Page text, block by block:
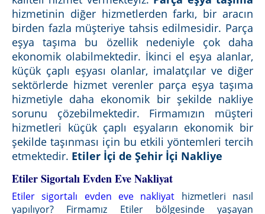
hizmetinin diğer hizmetlerden farkı, bir aracın
birden fazla müşteriye tahsis edilmesidir. Parça
eşya taşıma bu özellik nedeniyle çok daha
ekonomik olabilmektedir. İkinci el eşya alanlar,
küçük çaplı eşyası olanlar, imalatçılar ve diğer
sektörlerde hizmet verenler parça eşya taşıma
hizmetiyle daha ekonomik bir şekilde nakliye
sorunu çözebilmektedir. Firmamızın müşteri
hizmetleri küçük çaplı eşyaların ekonomik bir
şekilde taşınması için bu etkili yöntemleri tercih
etmektedir. Etiler İçi de Şehir İçi Nakliye
Etiler Sigortalı Evden Eve Nakliyat
Etiler sigortalı evden eve nakliyat hizmetleri nasıl
yapılıyor? Firmamız Etiler bölgesinde yaşayan